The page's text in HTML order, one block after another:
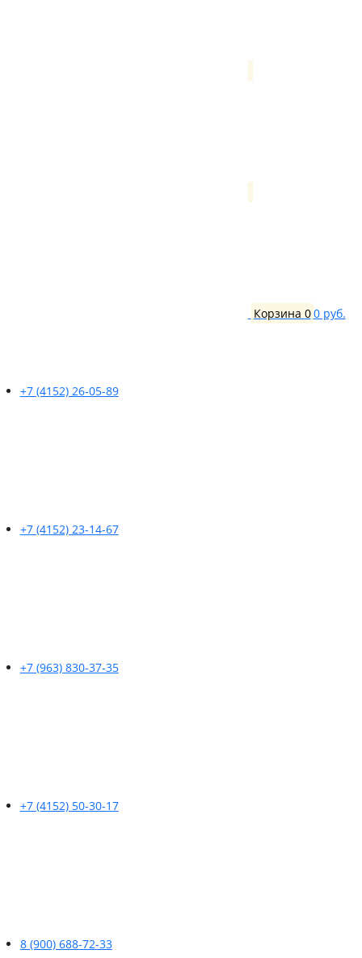
Корзина 00 руб.
+7 (4152) 26-05-89
+7 (4152) 23-14-67
+7 (963) 830-37-35
+7 (4152) 50-30-17
8 (900) 688-72-33